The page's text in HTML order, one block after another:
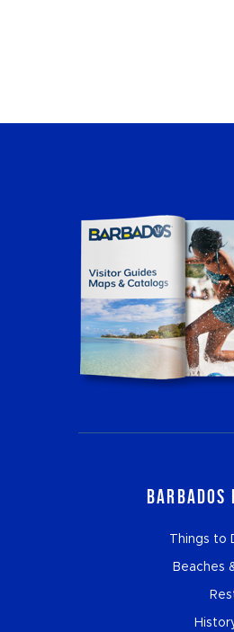
Barbados
Things to
Beaches